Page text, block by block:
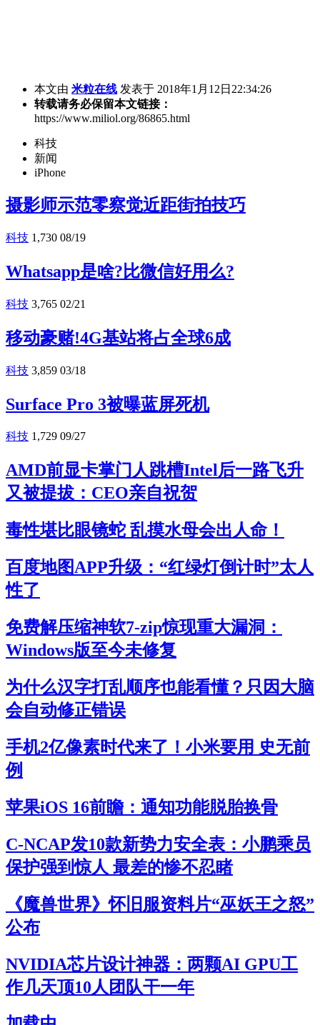
本文由 米粒在线 发表于 2018年1月12日22:34:26
转载请务必保留本文链接：
https://www.miliol.org/86865.html
科技
新闻
iPhone
摄影师示范零察觉近距街拍技巧
科技 1,730 08/19
Whatsapp是啥?比微信好用么?
科技 3,765 02/21
移动豪赌!4G基站将占全球6成
科技 3,859 03/18
Surface Pro 3被曝蓝屏死机
科技 1,729 09/27
AMD前显卡掌门人跳槽Intel后一路飞升
又被提拔：CEO亲自祝贺
毒性堪比眼镜蛇 乱摸水母会出人命！
百度地图APP升级：“红绿灯倒计时”太人
性了
免费解压缩神软7-zip惊现重大漏洞：
Windows版至今未修复
为什么汉字打乱顺序也能看懂？只因大脑
会自动修正错误
手机2亿像素时代来了！小米要用 史无前
例
苹果iOS 16前瞻：通知功能脱胎换骨
C-NCAP发10款新势力安全表：小鹏乘员
保护强到惊人 最差的惨不忍睹
《魔兽世界》怀旧服资料片“巫妖王之怒”
公布
NVIDIA芯片设计神器：两颗AI GPU工
作几天顶10人团队干一年